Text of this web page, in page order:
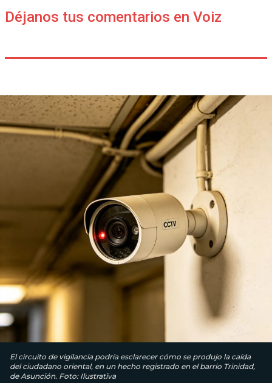
Déjanos tus comentarios en Voiz
El circuito de vigilancia podría esclarecer cómo se produjo la caída
del ciudadano oriental, en un hecho registrado en el barrio Trinidad,
de Asunción. Foto: Ilustrativa